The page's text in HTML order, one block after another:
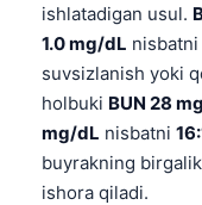
ishlatadigan usul.
1.0 mg/dL
suvsizlanish yoki
holbuki BUN 28
mg/dL nisbatni
buyrakning
ishora qiladi.
Suomi
Hrvatski
Slovenčina
كوردی‎
پښتو